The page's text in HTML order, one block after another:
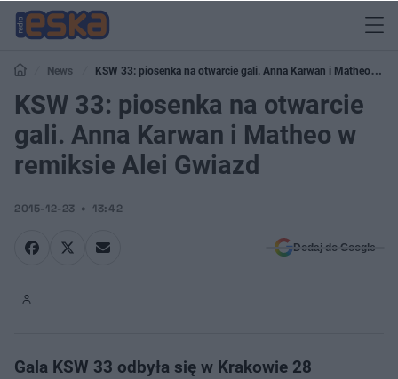
News
KSW 33: piosenka na otwarcie gali. Anna Karwan i Matheo w
remiksie Alei Gwiazd
KSW 33: piosenka na otwarcie
gali. Anna Karwan i Matheo w
remiksie Alei Gwiazd
2015-12-23 13:42
Dodaj do Google
Gala KSW 33 odbyła się w Krakowie 28